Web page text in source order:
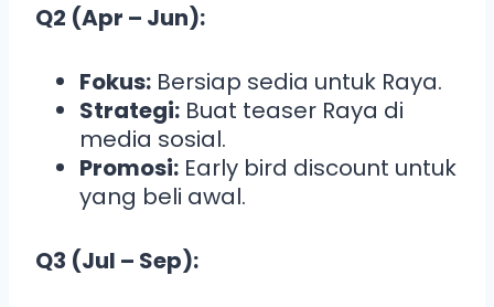
Q2 (Apr – Jun):
Fokus: Bersiap sedia untuk Raya.
Strategi: Buat teaser Raya di
media sosial.
Promosi: Early bird discount untuk
yang beli awal.
Q3 (Jul – Sep):